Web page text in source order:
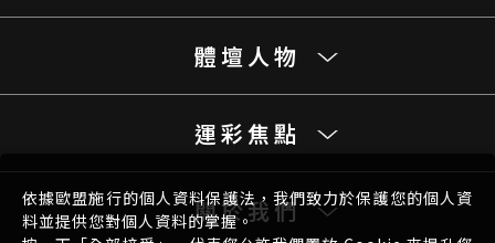
體壇人物
運彩焦點
關於我們
依據歐盟施行的個人資料保護法，我們致力於保護您的個人資
料並提供您對個人資料的掌握。